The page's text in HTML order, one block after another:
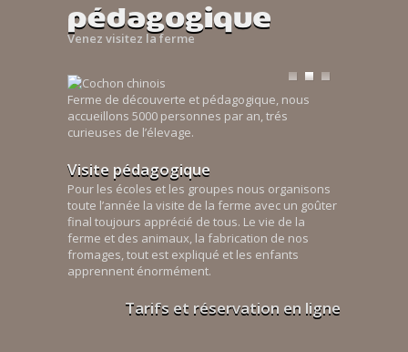
pédagogique
Venez visitez la ferme
Ferme de découverte et pédagogique, nous
accueillons 5000 personnes par an, trés
curieuses de l’élevage.
Visite pédagogique
Pour les écoles et les groupes nous organisons
toute l’année la visite de la ferme avec un goûter
final toujours apprécié de tous. Le vie de la
ferme et des animaux, la fabrication de nos
fromages, tout est expliqué et les enfants
apprennent énormément.
Tarifs et réservation en ligne